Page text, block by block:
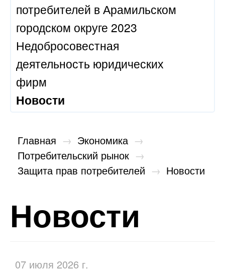
потребителей в Арамильском
городском округе 2023
Недобросовестная
деятельность юридических
фирм
Новости
Главная → Экономика →
Потребительский рынок →
Защита прав потребителей → Новости
Новости
07 июля 2026 г.